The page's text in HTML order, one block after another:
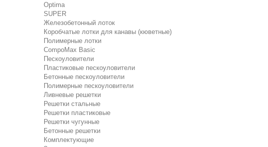
Optima
SUPER
Железобетонный лоток
Коробчатые лотки для канавы (кюветные)
Полимерные лотки
CompoMax Basic
Пескоуловители
Пластиковые пескоуловители
Бетонные пескоуловители
Полимерные пескоуловители
Ливневые решетки
Решетки стальные
Решетки пластиковые
Решетки чугунные
Бетонные решетки
Комплектующие